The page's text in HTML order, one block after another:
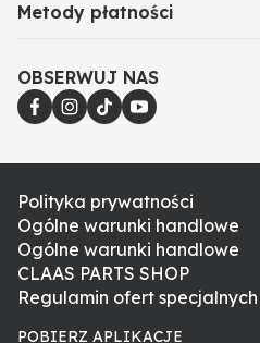
Metody płatności
OBSERWUJ NAS
Polityka prywatności
Ogólne warunki handlowe
Ogólne warunki handlowe
CLAAS PARTS SHOP
Regulamin ofert specjalnych
POBIERZ APLIKACJE